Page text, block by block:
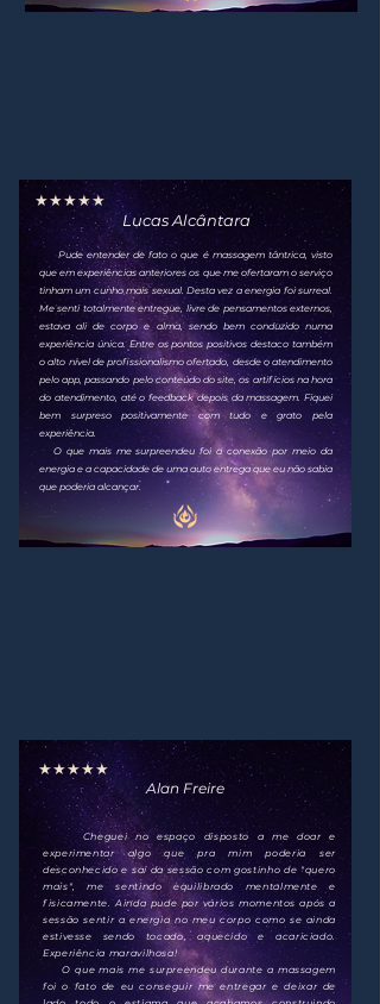
Pude entender de fato o que é massagem tântrica, visto
que em experiências anteriores os que me ofertaram o serviço
tinham um cunho mais sexual. Desta vez a energia foi surreal.
Me senti totalmente entregue, livrede pensamentos externos,
estava ali de corpo e alma, sendo bem conduzido numa
experiência única. Entre os pontos positivos destaco também
o alto nível de profissionalismo ofertado, desde o atendimento
pelo app, passando pelo conteúdo do site, os artifícios na hora
do atendimento, até o feedback depois da massagem. Fiquei
bem surpreso positivamente com tudo e grato pela
experiência.
O que mais me surpreendeu foi a conexão por meio da
energia e a capacidade de uma auto entrega que eu não sabia
que poderia alcançar.
Lucas Alcântara
★★★★★
Cheguei no espaço disposto a me doar e
experimentar algo que pra mim poderia ser
desconhecido e saí da sessão com gostinho de "quero
mais", me sentindo equilibrado mentalmente e
fisicamente. Ainda pude por vários momentos após a
sessão sentir a energia no meu corpo como se ainda
estivesse sendo tocado, aquecido e acariciado.
Experiência maravilhosa!
O que mais me surpreendeu durante a massagem
foi o fato de eu conseguir me entregar e deixar de
Alan Freire
★★★★★